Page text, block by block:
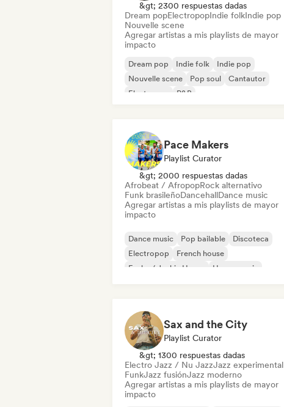
&gt; 2300 respuestas dadas
Dream popElectropopIndie folkIndie pop
Nouvelle scene
Agregar artistas a mis playlists de mayor
impacto
Dream pop Indie folk
Indie pop
Nouvelle scene
Pop soul
Cantautor
Electropop
R&B
Pace Makers
Playlist Curator
&gt; 2000 respuestas dadas
Afrobeat / AfropopRock alternativo
Funk brasileñoDancehallDance music
Agregar artistas a mis playlists de mayor
impacto
Dance music Pop bailable
Discoteca
Electropop
French house
Funky / Jackin House
House music
Sax and the City
Playlist Curator
&gt; 1300 respuestas dadas
Electro Jazz / Nu JazzJazz experimental
FunkJazz fusiónJazz moderno
Agregar artistas a mis playlists de mayor
impacto